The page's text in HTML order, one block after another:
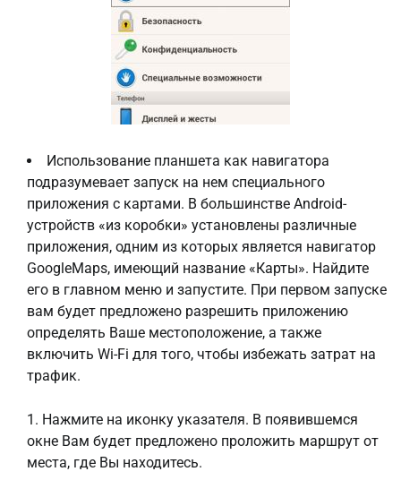
Использование планшета как навигатора
подразумевает запуск на нем специального
приложения с картами. В большинстве Android-
устройств «из коробки» установлены различные
приложения, одним из которых является навигатор
GoogleMaps, имеющий название «Карты». Найдите
его в главном меню и запустите. При первом запуске
вам будет предложено разрешить приложению
определять Ваше местоположение, а также
включить Wi-Fi для того, чтобы избежать затрат на
трафик.
Нажмите на иконку указателя. В появившемся
окне Вам будет предложено проложить маршрут от
места, где Вы находитесь.